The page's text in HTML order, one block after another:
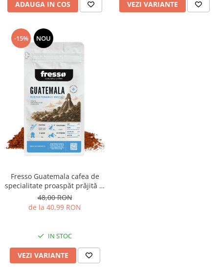
ADAUGA IN COS VEZI VARIANTE
-15% NOU
Fresso Guatemala cafea de
specialitate proaspăt prăjită și
măcinată
48,00 RON
de la 40,99 RON
IN STOC
VEZI VARIANTE